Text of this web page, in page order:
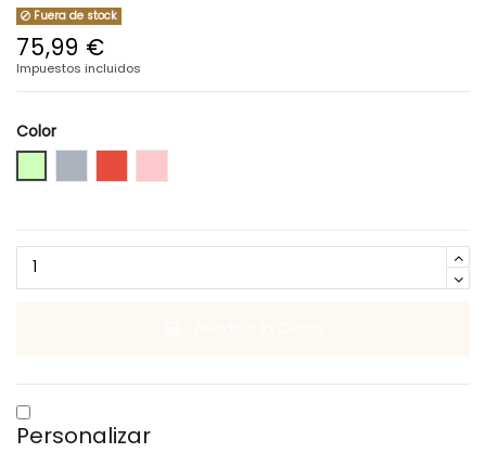
Fuera de stock
75,99 €
Impuestos incluidos
Color
Personalizar